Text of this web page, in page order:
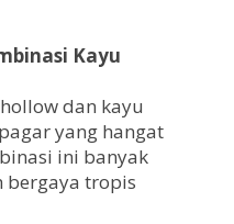
Kayu
dan kayu
yang hangat
ini banyak
tropis